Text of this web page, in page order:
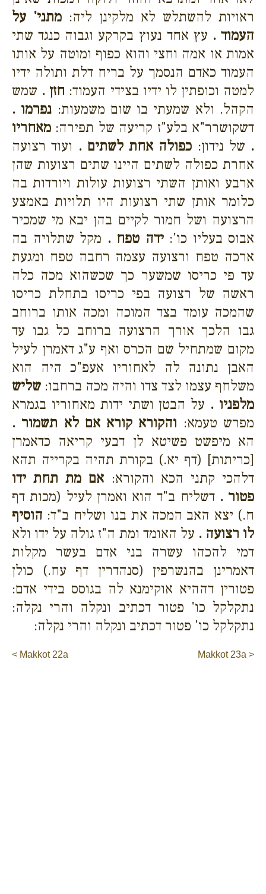
ראויות להשתלש לא מלקינן ליה: מתני' על
העמוד . עץ אחד נעוץ בקרקע וגבוה כנגד שתי
אמות או אמה וחצי והוא כפוף ומוטה על אותו
העמוד כאדם הנסמך על בריח דלת ותולה ידיו
למטה וכופתין לו ידיו בצידי העמוד: חזן . שמש
הקהל. ולא שמעתי בו שום משמעות: נפרמו .
דשקושרר"א בלע"ז קריעה של תפירה: מאחריו
. של נידון: כפולה אחת לשתים . ועוד רצועה
אחרת כפולה לשתים היינו שתים רצועות שהן
ארבע ואותן השתי רצועות עולות ויורדות בה
כלומר אותן שתי רצועות היו תלויות באמצע
הרצועה ושל חמור לקיים בהן יבא מי שמכיר
אבוס בעליו כו':ידה טפח . מקל שתלויה בה
ארכה טפח ורצועה עצמה רחבה טפח ומגעת
עד פי כריסו שמשער כך שכשהוא מכה כלה
ראשה של רצועה בפי כריסו בתחלת כריסו
שהמכה עומד בצד המוכה ומכה אותו ברוחב
גבו הלכך אורך הרצועה ברוחב כל גבו עד
מקום שמתחיל שם הכרס ואף ע"ג דאמרן לעיל
האבן נתונה לה לאחוריו אעפ"כ היה הוא
משלחף עצמו לצד צדו והיה מכה ברחבו: שליש
מלפניו . על הבטן ושתי ידות מאחוריו בגמרא
מפרש טעמא: והקורא קורא אם לא תשמור .
הא מיפשט פשיטא לן דבעי קריאה כדאמרן
[כריתות] (דף יא.) בקורת תהיה בקרייה תהא
דלהכי קתני הכא והקורא: אם מת תחת ידו
פטור . דשליח ב"ד הוא ואמרן לעיל (מכות דף
ח.) יצא האב המכה את בנו ושליח ב"ד: הוסיף
לו רצועה . על האומד ומת ה"ז גולה על ידו ולא
דמי להכהו עשרה בני אדם בעשר מקלות
דאמרינן בהנשרפין (סנהדרין דף עח.) כולן
פטורין דההיא אוקימנא לה בגוסס בידי אדם:
נתקלקל כו' פטור דכתיב ונקלה והרי נקלה:
נתקלקל כו' פטור דכתיב ונקלה והרי נקלה:
< Makkot 22a Makkot 23a >